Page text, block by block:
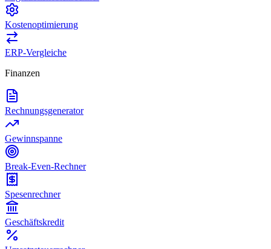
Kostenoptimierung
ERP-Vergleiche
Finanzen
Rechnungsgenerator
Gewinnspanne
Break-Even-Rechner
Spesenrechner
Geschäftskredit